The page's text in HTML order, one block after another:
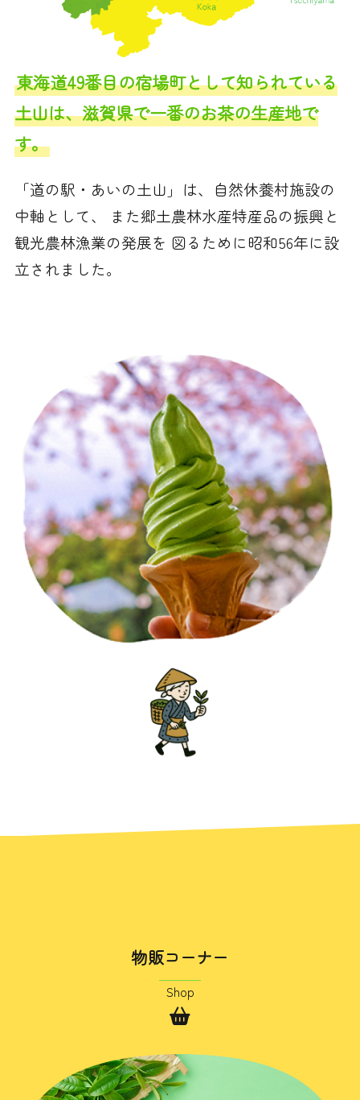
東海道49番目の宿場町として知られている
土山は、滋賀県で一番のお茶の生産地で
す。
「道の駅・あいの土山」は、自然休養村施設の
中軸として、 また郷土農林水産特産品の振興と
観光農林漁業の発展を 図るために昭和56年に設
立されました。
物販コーナー
Shop